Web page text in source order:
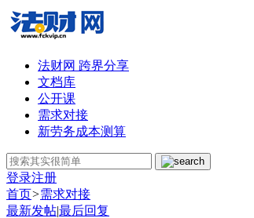
法财网 跨界分享
文档库
公开课
需求对接
新劳务成本测算
登录注册
首页>需求对接
最新发帖|最后回复